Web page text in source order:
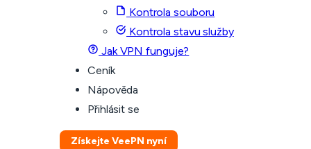
Kontrola souboru
Kontrola stavu služby
Jak VPN funguje?
Ceník
Nápověda
Přihlásit se
Získejte VeePN nyní